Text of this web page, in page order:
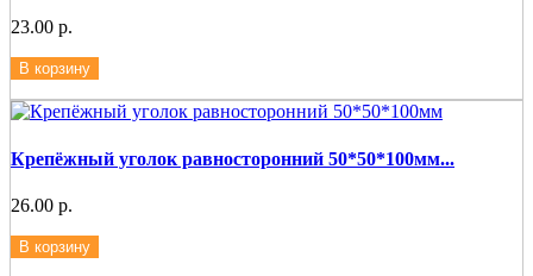
23.00 р.
В корзину
Крепёжный уголок равносторонний 50*50*100мм...
26.00 р.
В корзину